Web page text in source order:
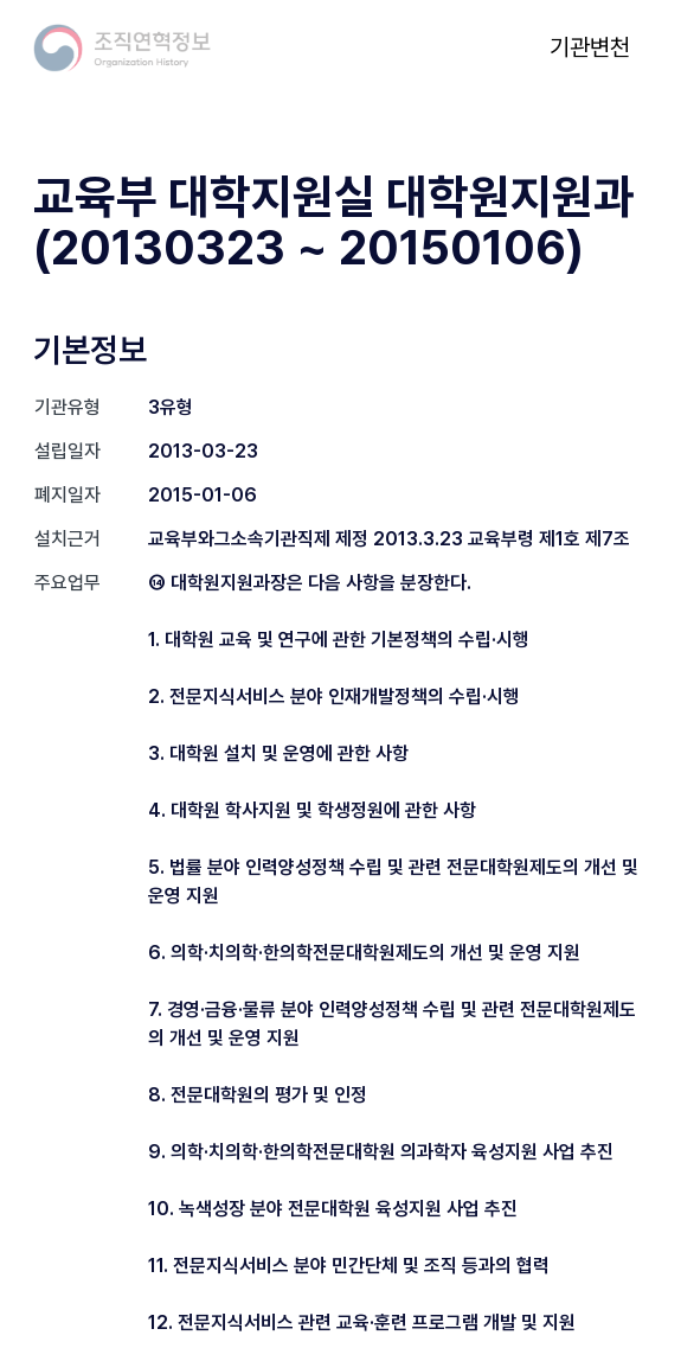
기관변천
교육부 대학지원실 대학원지원과
(20130323 ~ 20150106)
기본정보
기관유형
3유형
설립일자
2013-03-23
폐지일자
2015-01-06
설치근거
교육부와그소속기관직제 제정 2013.3.23 교육부령 제1호 제7조
주요업무
⑭ 대학원지원과장은 다음 사항을 분장한다.
1. 대학원 교육 및 연구에 관한 기본정책의 수립·시행
2. 전문지식서비스 분야 인재개발정책의 수립·시행
3. 대학원 설치 및 운영에 관한 사항
4. 대학원 학사지원 및 학생정원에 관한 사항
5. 법률 분야 인력양성정책 수립 및 관련 전문대학원제도의 개선 및
운영 지원
6. 의학·치의학·한의학전문대학원제도의 개선 및 운영 지원
7. 경영·금융·물류 분야 인력양성정책 수립 및 관련 전문대학원제도
의 개선 및 운영 지원
8. 전문대학원의 평가 및 인정
9. 의학·치의학·한의학전문대학원 의과학자 육성지원 사업 추진
10. 녹색성장 분야 전문대학원 육성지원 사업 추진
11. 전문지식서비스 분야 민간단체 및 조직 등과의 협력
12. 전문지식서비스 관련 교육·훈련 프로그램 개발 및 지원